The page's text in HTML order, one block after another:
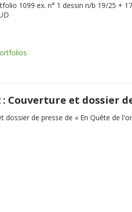
1099 ex. n° 1 dessin n/b 19/25 +
: Couverture et dossier
dossier de presse de « En Quête de